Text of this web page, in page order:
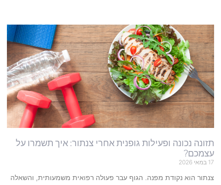
תזונה נכונה ופעילות גופנית אחרי צנתור: איך תשמרו על
עצמכם?
17 במאי 2026
צנתור הוא נקודת מפנה. הגוף עבר פעולה רפואית משמעותית, והשאלה